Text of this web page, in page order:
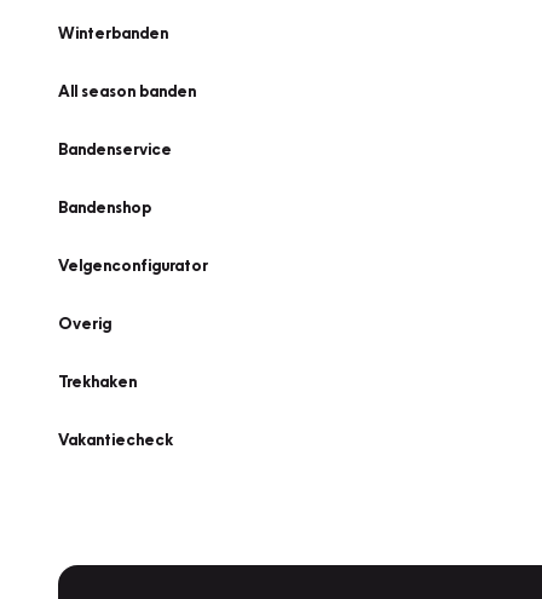
Winterbanden
All season banden
Bandenservice
Bandenshop
Velgenconfigurator
Overig
Trekhaken
Vakantiecheck